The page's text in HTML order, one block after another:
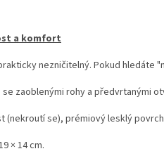
a komfort
nezničitelný. Pokud hledáte
zaoblenými rohy a předvrtanými
(nekroutí se), prémiový lesklý
× 14 cm.